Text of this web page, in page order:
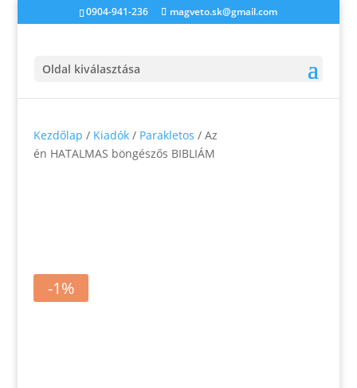
0904-941-236 magveto.sk@gmail.com
Oldal kiválasztása
Kezdőlap / Kiadók / Parakletos / Az
én HATALMAS böngészős BIBLIÁM
-1%